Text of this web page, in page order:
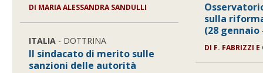
DI MARIA ALESSANDRA SANDULLI
ITALIA - DOTTRINA
Il sindacato di merito sulle
sanzioni delle autorità
sulla
(28
DI F. FABRIZZI